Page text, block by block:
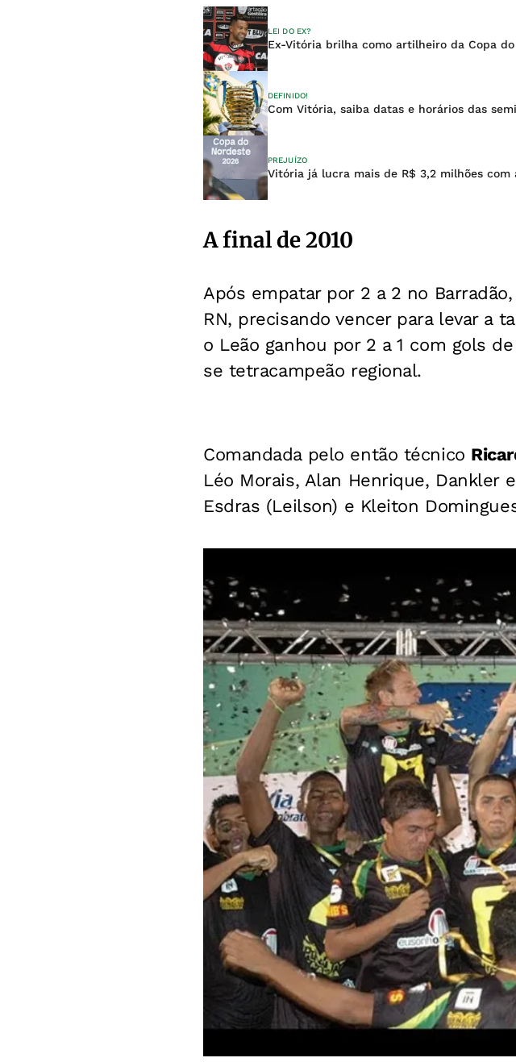
LEI DO EX?
Ex-Vitória brilha como artilheiro da Copa
DEFINIDO!
Com Vitória, saiba datas e horários das
PREJUÍZO
Vitória já lucra mais de R$ 3,2 milhões com
A final de 2010
Após empatar por 2 a 2 no
RN, precisando vencer para levar a
o Leão ganhou por 2 a 1 com gols de
se tetracampeão regional.
Comandada pelo então técnico
Léo Morais, Alan Henrique, Dankler
Esdras (Leilson) e Kleiton